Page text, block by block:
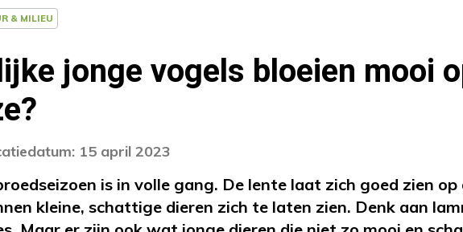
& MILIEU
jonge vogels bloeien mooi
15 april 2023
is in volle gang. De lente laat zich goed zien
kleine, schattige dieren zich te laten zien. Denk aan